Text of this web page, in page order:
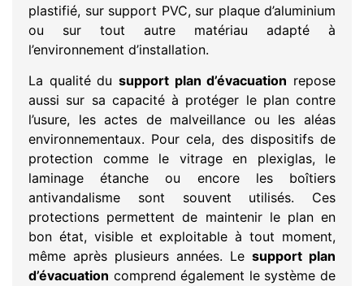
plastifié, sur support PVC, sur plaque d’aluminium
ou sur tout autre matériau adapté à
l’environnement d’installation.
La qualité du support plan d’évacuation repose
aussi sur sa capacité à protéger le plan contre
l’usure, les actes de malveillance ou les aléas
environnementaux. Pour cela, des dispositifs de
protection comme le vitrage en plexiglas, le
laminage étanche ou encore les boîtiers
antivandalisme sont souvent utilisés. Ces
protections permettent de maintenir le plan en
bon état, visible et exploitable à tout moment,
même après plusieurs années. Le support plan
d’évacuation comprend également le système de